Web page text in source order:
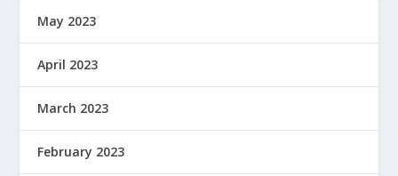
May 2023
April 2023
March 2023
February 2023